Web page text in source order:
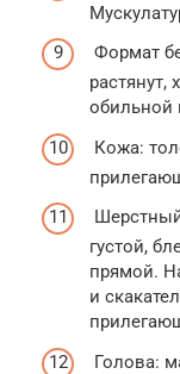
Формат
растянут,
обильной
Кожа:
густой,
прямой.
и
Голова: